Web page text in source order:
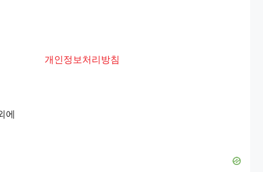
에
개인정보처리방침